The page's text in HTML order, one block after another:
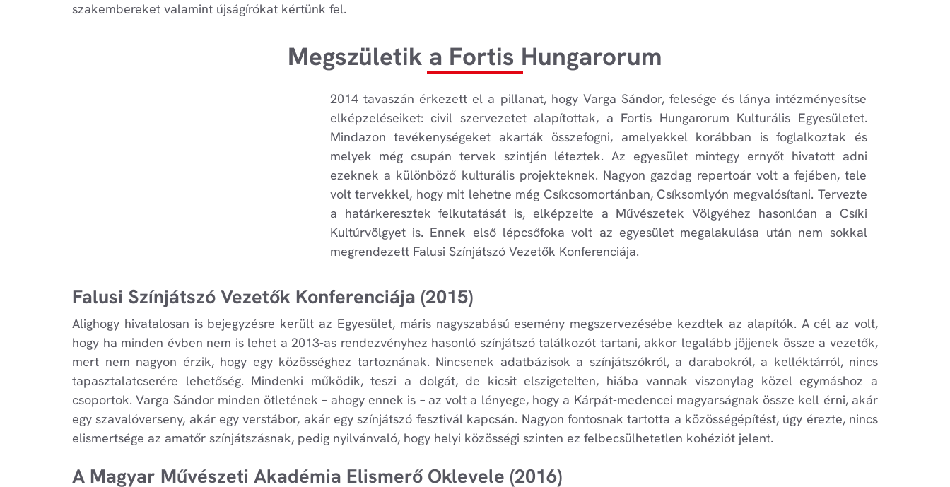
szakembereket valamint újságírókat kértünk fel.
Megszületik a Fortis Hungarorum
2014 tavaszán érkezett el a pillanat, hogy Varga Sándor, felesége és lánya intézményesítse
elképzeléseiket: civil szervezetet alapítottak, a Fortis Hungarorum Kulturális Egyesületet.
Mindazon tevékenységeket akarták összefogni, amelyekkel korábban is foglalkoztak és
melyek még csupán tervek szintjén léteztek. Az egyesület mintegy ernyőt hivatott adni
ezeknek a különböző kulturális projekteknek. Nagyon gazdag repertoár volt a fejében, tele
volt tervekkel, hogy mit lehetne még Csíkcsomortánban, Csíksomlyón megvalósítani. Tervezte
a határkeresztek felkutatását is, elképzelte a Művészetek Völgyéhez hasonlóan a Csíki
Kultúrvölgyet is. Ennek első lépcsőfoka volt az egyesület megalakulása után nem sokkal
megrendezett Falusi Színjátszó Vezetők Konferenciája.
Falusi Színjátszó Vezetők Konferenciája (2015)
Alighogy hivatalosan is bejegyzésre került az Egyesület, máris nagyszabású esemény megszervezésébe kezdtek az alapítók. A cél az volt,
hogy ha minden évben nem is lehet a 2013-as rendezvényhez hasonló színjátszó találkozót tartani, akkor legalább jöjjenek össze a vezetők,
mert nem nagyon érzik, hogy egy közösséghez tartoznának. Nincsenek adatbázisok a színjátszókról, a darabokról, a kelléktárról, nincs
tapasztalatcserére lehetőség. Mindenki működik, teszi a dolgát, de kicsit elszigetelten, hiába vannak viszonylag közel egymáshoz a
csoportok. Varga Sándor minden ötletének – ahogy ennek is – az volt a lényege, hogy a Kárpát-medencei magyarságnak össze kell érni, akár
egy szavalóverseny, akár egy verstábor, akár egy színjátszó fesztivál kapcsán. Nagyon fontosnak tartotta a közösségépítést, úgy érezte, nincs
elismertsége az amatőr színjátszásnak, pedig nyilvánvaló, hogy helyi közösségi szinten ez felbecsülhetetlen kohéziót jelent.
A Magyar Művészeti Akadémia Elismerő Oklevele (2016)